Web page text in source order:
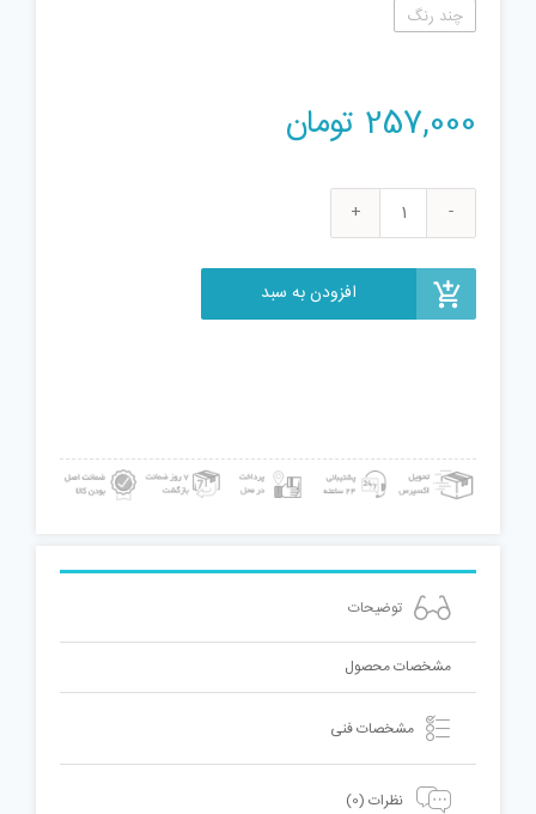
چند رنگ
257,000 تومان
ساختنی
افزودن به سبد
توضیحات
مشخصات محصول
مشخصات فنی
نظرات (0)